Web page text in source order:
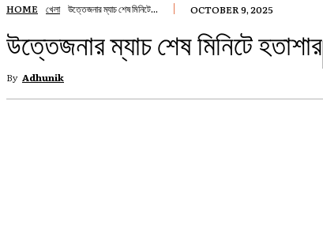
HOME খেলা উত্তেজনার ম্যাচ শেষ মিনিটে... OCTOBER 9, 2025
উত্তেজনার ম্যাচ শেষ মিনিটে হতাশার
By Adhunik